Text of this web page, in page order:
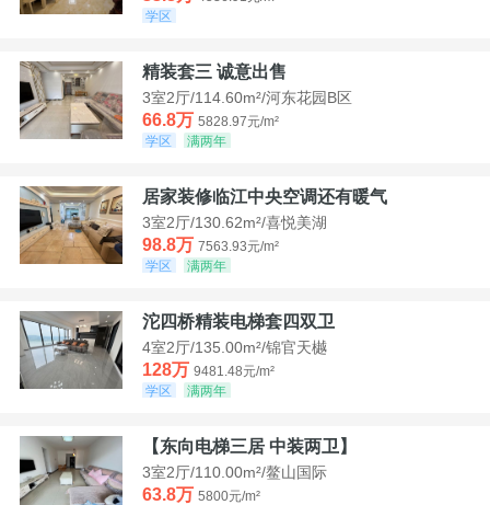
学区
精装套三 诚意出售
3室2厅/114.60m²/河东花园B区
66.8万 5828.97元/m²
学区
满两年
居家装修临江中央空调还有暖气
3室2厅/130.62m²/喜悦美湖
98.8万 7563.93元/m²
学区
满两年
沱四桥精装电梯套四双卫
4室2厅/135.00m²/锦官天樾
128万 9481.48元/m²
学区
满两年
【东向电梯三居 中装两卫】
3室2厅/110.00m²/鳌山国际
63.8万 5800元/m²